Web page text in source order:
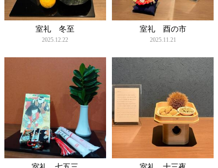
室礼 冬至
2025.12.22
室礼 酉の市
2025.11.21